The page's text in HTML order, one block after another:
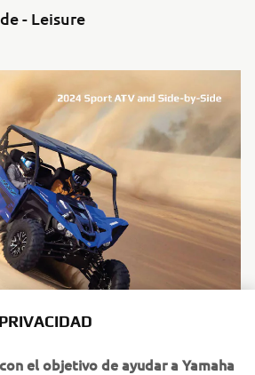
- Leisure
- Sport
el objetivo de ayudar a Yamaha